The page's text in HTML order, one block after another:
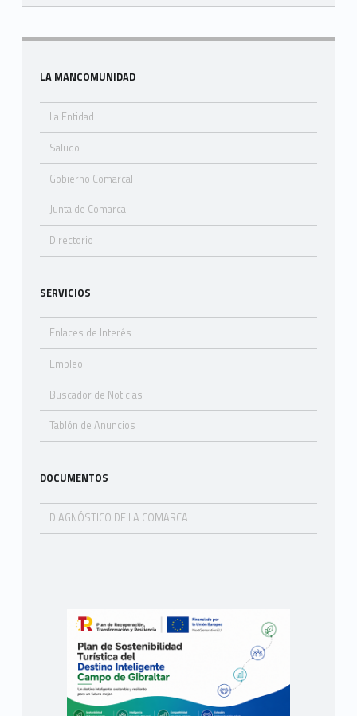
Sidebar
LA MANCOMUNIDAD
La Entidad
Saludo
Gobierno Comarcal
Junta de Comarca
Directorio
SERVICIOS
Enlaces de Interés
Empleo
Buscador de Noticias
Tablón de Anuncios
DOCUMENTOS
DIAGNÓSTICO DE LA COMARCA